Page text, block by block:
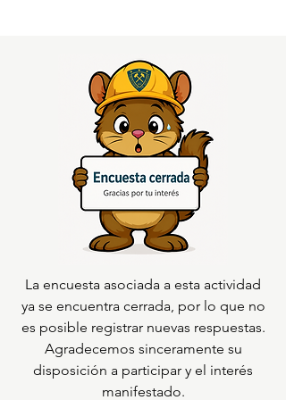
La encuesta asociada a esta actividad
ya se encuentra cerrada, por lo que no
es posible registrar nuevas respuestas.
Agradecemos sinceramente su
disposición a participar y el interés
manifestado.